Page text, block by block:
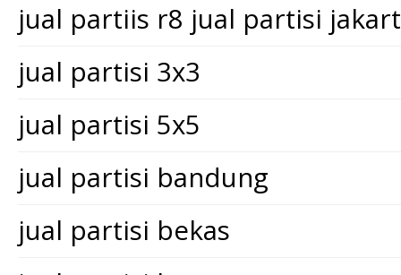
jual partiis r8 jual partisi
jual partisi 3x3
jual partisi 5x5
jual partisi bandung
jual partisi bekas